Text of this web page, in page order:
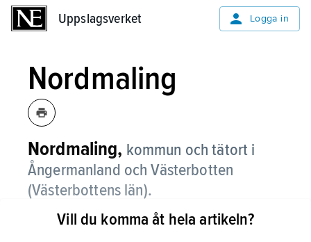
Uppslagsverket Logga in
Nordmaling
Nordmaling, kommun och tätort i
Ångermanland och Västerbotten
(Västerbottens län).
Tätorten är centralort i kommunen med
Vill du komma åt hela artikeln?